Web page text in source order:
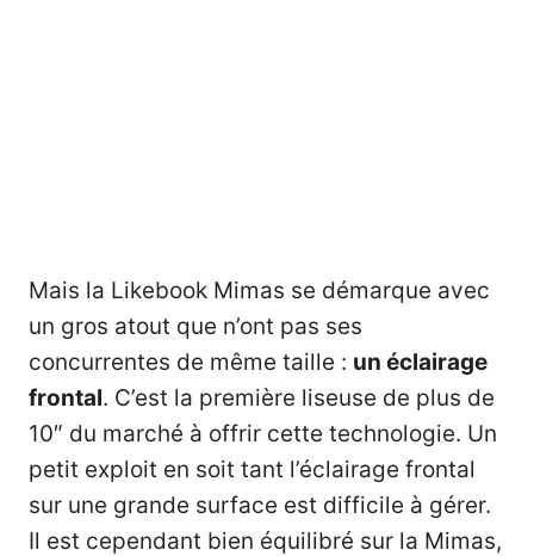
Mais la Likebook Mimas se démarque avec
un gros atout que n’ont pas ses
concurrentes de même taille : un éclairage
frontal. C’est la première liseuse de plus de
10″ du marché à offrir cette technologie. Un
petit exploit en soit tant l’éclairage frontal
sur une grande surface est difficile à gérer.
Il est cependant bien équilibré sur la Mimas,